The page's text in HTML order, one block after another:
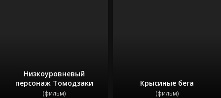
Низкоуровневый
персонаж Томодзаки
(фильм)
Крысиные бега
(фильм)